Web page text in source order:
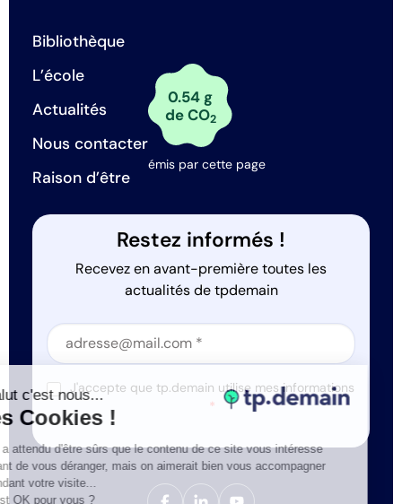
Bibliothèque
L’école
Actualités
Nous contacter
Raison d’être
0.54 g
de CO2
émis par cette page
Restez informés !
Recevez en avant-première toutes les
actualités de tpdemain
Section
Section
J'accepte que tp.demain utilise mes informations
*
Salut c'est nous...
les Cookies !
On a attendu d'être sûrs que le contenu de ce site vous intéresse
avant de vous déranger, mais on aimerait bien vous accompagner
pendant votre visite...
C'est OK pour vous ?